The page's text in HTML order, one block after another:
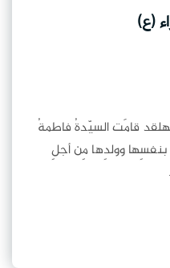
(ع)
قامَت السيّدةُ فاطمةُ
بنفسِها وولدِها مِن أجلِ